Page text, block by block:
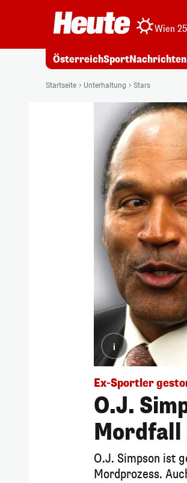
Wien
ÖsterreichSportNachrichten
Startseite Unterhaltung Stars
i
Ex-Sportler
O.J.
Mordfall
O.J. Simpson ist
Mordprozess.